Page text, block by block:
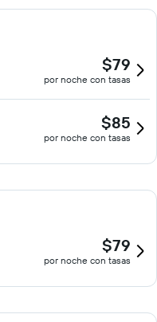
$79
por noche con tasas
$85
por noche con tasas
$79
por noche con tasas